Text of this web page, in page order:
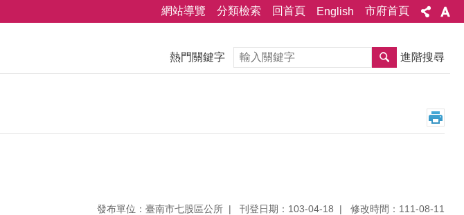
網站導覽 分類檢索 回首頁 English 市府首頁
熱門關鍵字 搜尋 進階搜尋
發布單位：臺南市七股區公所 刊登日期：103-04-18 修改時間：111-08-11